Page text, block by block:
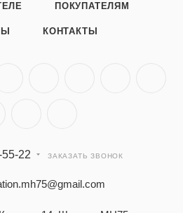
ПОКУПАТЕЛЯМ
КОНТАКТЫ
22 ЗАКАЗАТЬ ЗВОНОК